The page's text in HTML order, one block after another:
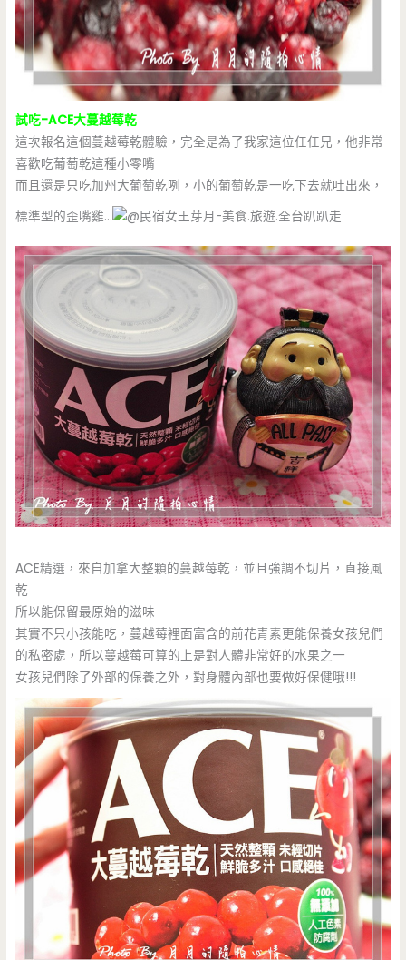
試吃-ACE大蔓越莓乾
這次報名這個蔓越莓乾體驗，完全是為了我家這位任任兄，他非常
喜歡吃葡萄乾這種小零嘴
而且還是只吃加州大葡萄乾咧，小的葡萄乾是一吃下去就吐出來，
標準型的歪嘴雞…
ACE精選，來自加拿大整顆的蔓越莓乾，並且強調不切片，直接風
乾
所以能保留最原始的滋味
其實不只小孩能吃，蔓越莓裡面富含的前花青素更能保養女孩兒們
的私密處，所以蔓越莓可算的上是對人體非常好的水果之一
女孩兒們除了外部的保養之外，對身體內部也要做好保健哦!!!